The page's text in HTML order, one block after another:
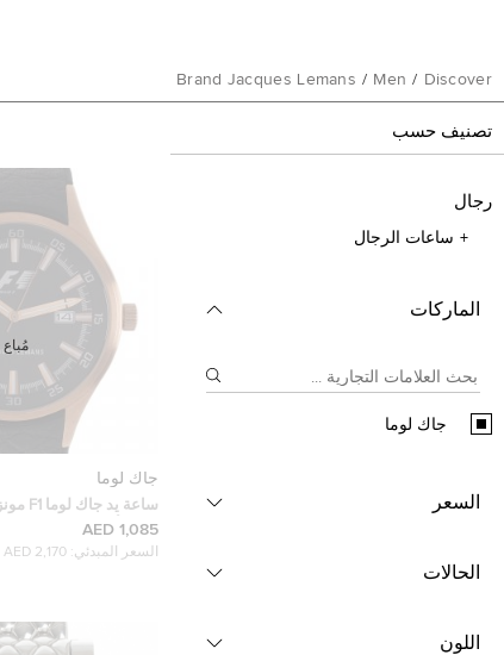
Discover
/
Men
/
Brand Jacques Lemans
تصنيف حسب
رجال
ساعات الرجال
الماركات
جاك لوما
السعر
الحالات
اللون
جاك لوما
ستيل أسود وذهبي رجالي 40MM
1,085 AED
السعر المبدئي: 2,170 AED
مُباع